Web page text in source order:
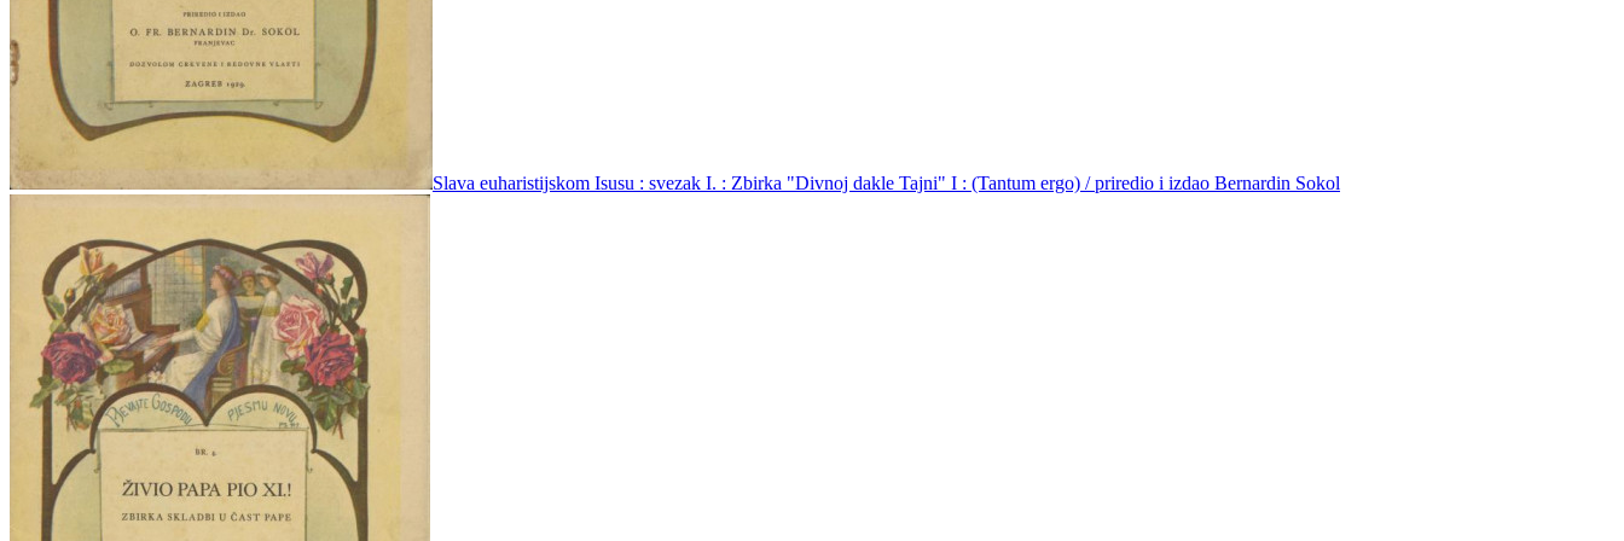
Slava euharistijskom Isusu : svezak I. : Zbirka "Divnoj dakle Tajni" I : (Tantum ergo) / priredio i izdao Bernardin Sokol